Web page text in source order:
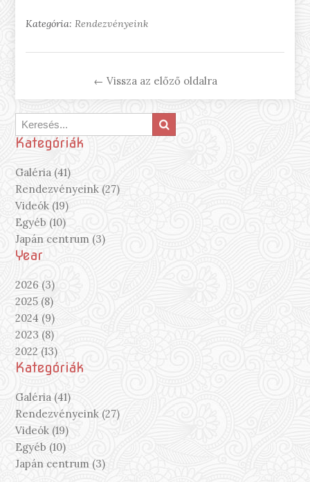
Kategória: Rendezvényeink
← Vissza az előző oldalra
Kategóriák
Galéria (41)
Rendezvényeink (27)
Videók (19)
Egyéb (10)
Japán centrum (3)
Year
2026 (3)
2025 (8)
2024 (9)
2023 (8)
2022 (13)
Kategóriák
Galéria (41)
Rendezvényeink (27)
Videók (19)
Egyéb (10)
Japán centrum (3)